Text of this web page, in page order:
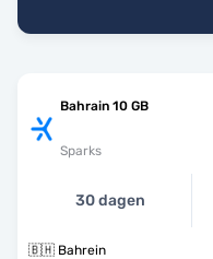
Bahrain 10 GB
Sparks
30 dagen
🇧🇭 Bahrein